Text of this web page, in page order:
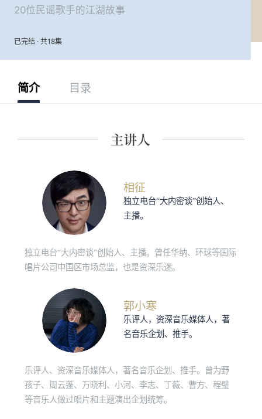
20位民谣歌手的江湖故事
已完结 · 共18集
简介 目录
相征
独立电台“大内密谈”创始人、
主播。
独立电台“大内密谈”创始人、主播。曾任华纳、环球等国际
唱片公司中国区市场总监，也是资深乐迷。
郭小寒
乐评人，资深音乐媒体人，著
名音乐企划、推手。
乐评人、资深音乐媒体人，著名音乐企划、推手。曾为野
孩子、周云蓬、万晓利、小河、李志、丁薇、曹方、程璧
等音乐人做过唱片和主题演出企划统筹。